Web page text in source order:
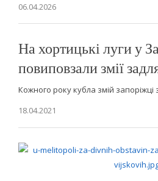
06.04.2026
На хортицькі луги у
повиповзали змії
Кожного року кубла змій
18.04.2021